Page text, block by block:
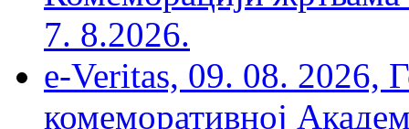
7. 8.2026.
e-Veritas, 09. 08. 2026,
комеморативној